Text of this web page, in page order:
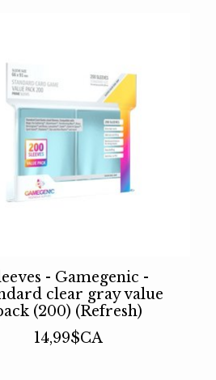
- Gamegenic -
clear gray value
(200) (Refresh)
14,99$CA